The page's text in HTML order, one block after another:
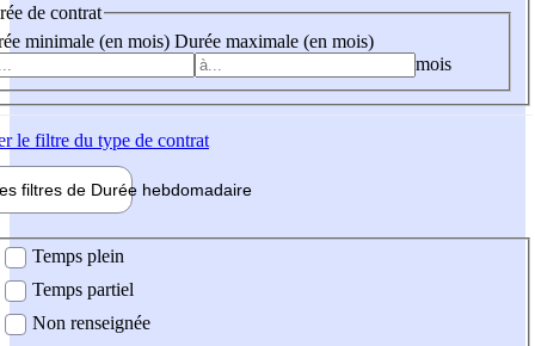
de contrat
minimale (en mois) Durée maximale (en mois)
mois
le filtre du type de contrat
filtres de Durée hebdomadaire
Temps plein
Temps partiel
Non renseignée